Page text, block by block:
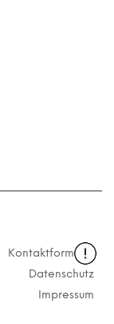
Kontaktformular
Datenschutz
Impressum